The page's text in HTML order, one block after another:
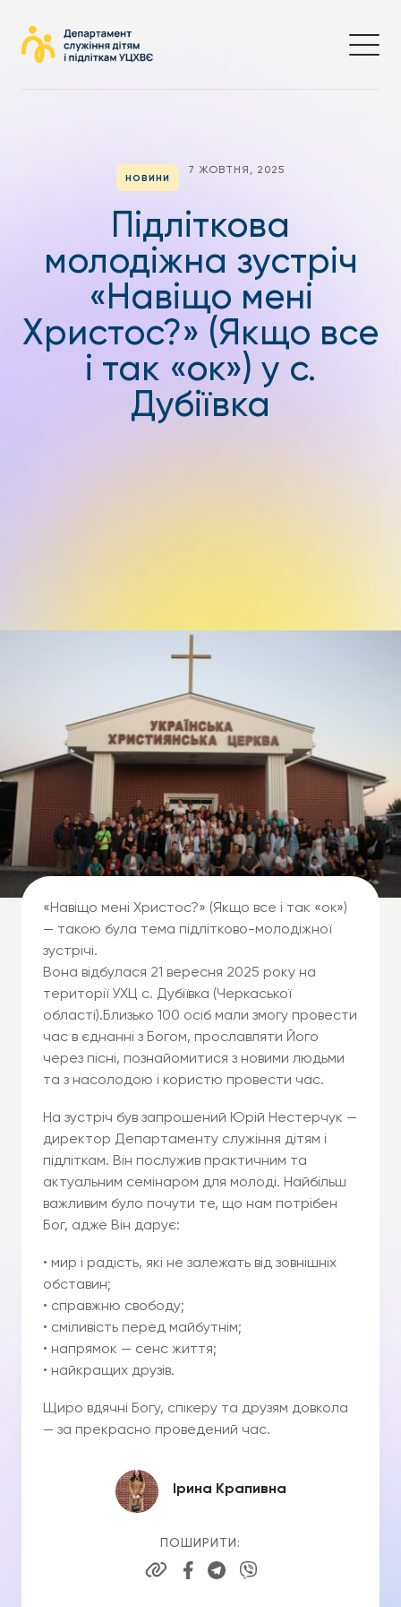
НОВИНИ
7 ЖОВТНЯ, 2025
Підліткова
молодіжна зустріч
«Навіщо мені
Христос?» (Якщо все
і так «ок») у с.
Дубіївка
«Навіщо мені Христос?» (Якщо все і так «ок»)
— такою була тема підлітково-молодіжної
зустрічі.
Вона відбулася 21 вересня 2025 року на
території УХЦ с. Дубіївка (Черкаської
області).Близько 100 осіб мали змогу провести
час в єднанні з Богом, прославляти Його
через пісні, познайомитися з новими людьми
та з насолодою і користю провести час.
На зустріч був запрошений Юрій Нестерчук —
директор Департаменту служіння дітям і
підліткам. Він послужив практичним та
актуальним семінаром для молоді. Найбільш
важливим було почути те, що нам потрібен
Бог, адже Він дарує:
• мир і радість, які не залежать від зовнішніх
обставин;
• справжню свободу;
• сміливість перед майбутнім;
• напрямок — сенс життя;
• найкращих друзів.
Щиро вдячні Богу, спікеру та друзям довкола
— за прекрасно проведений час.
Ірина Крапивна
ПОШИРИТИ: